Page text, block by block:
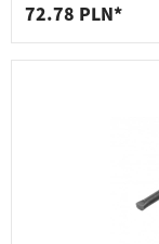
72.78 PLN*